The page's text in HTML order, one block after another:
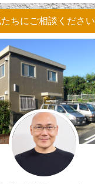
ちにご相談ください